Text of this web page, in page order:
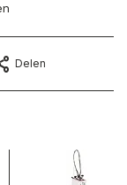
Delen